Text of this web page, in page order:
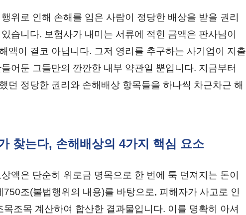
위로 인해 손해를 입은 사람이 정당한 배상을 받을 권리
습니다. 보험사가 내미는 서류에 적힌 금액은 판사님이
액이 결코 아닙니다. 그저 영리를 추구하는 사기업이 지출
어둔 그들만의 깐깐한 내부 약관일 뿐입니다. 지금부터
던 정당한 권리와 손해배상 항목들을 하나씩 차근차근 해
찾는다, 손해배상의 4가지 핵심 요소
액은 단순히 위로금 명목으로 한 번에 툭 던져지는 돈이
750조(불법행위의 내용)를 바탕으로, 피해자가 사고로 인
조목 계산하여 합산한 결과물입니다. 이를 명확히 아셔